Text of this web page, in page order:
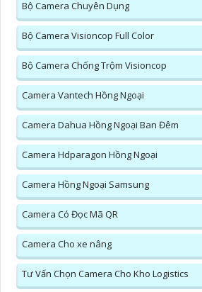
Bộ Camera Chuyên Dụng
Bộ Camera Visioncop Full Color
Bộ Camera Chống Trộm Visioncop
Camera Vantech Hồng Ngoại
Camera Dahua Hồng Ngoại Ban Đêm
Camera Hdparagon Hồng Ngoại
Camera Hồng Ngoại Samsung
Camera Có Đọc Mã QR
Camera Cho xe nâng
Tư Vấn Chọn Camera Cho Kho Logistics